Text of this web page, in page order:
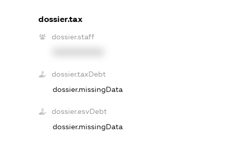
dossier.tax
dossier.staff
dossier.taxDebt
dossier.missingData
dossier.esvDebt
dossier.missingData